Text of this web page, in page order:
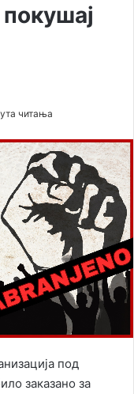
читања
под
заказано за